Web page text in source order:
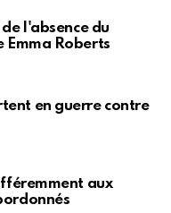
l'absence du
Emma Roberts
en guerre contre
aux